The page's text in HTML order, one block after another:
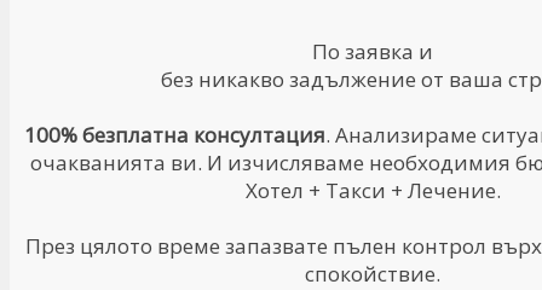
По заявка и
без никакво задължение от ваша
100% безплатна консултация. Анализираме
очакванията ви. И изчисляваме необходимия
Хотел + Такси + Лечение.
През цялото време запазвате пълен контрол
спокойствие.